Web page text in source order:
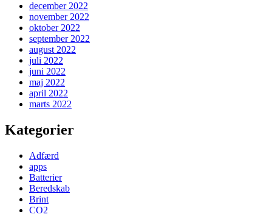
december 2022
november 2022
oktober 2022
september 2022
august 2022
juli 2022
juni 2022
maj 2022
april 2022
marts 2022
Kategorier
Adfærd
apps
Batterier
Beredskab
Brint
CO2